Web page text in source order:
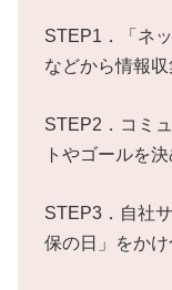
STEP1．「ネ
などから情報
STEP2．コミ
トやゴールを決
STEP3．自社
保の日」をか